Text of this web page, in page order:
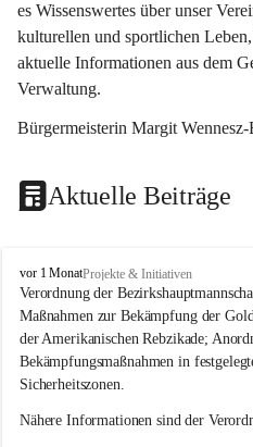
es Wissenswertes über unser
kulturellen und sportlichen
aktuelle Informationen aus dem
Verwaltung.
Bürgermeisterin Margit
Aktuelle Beiträge
O
s
l
i
p
vor 1 MonatProjekte & Initiativen
Verordnung der
Maßnahmen zur Bekämpfung der
der Amerikanischen Rebzikade;
Bekämpfungsmaßnahmen in
Sicherheitszonen.
Nähere Informationen sind der